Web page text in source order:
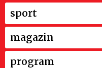
sport
magazin
program